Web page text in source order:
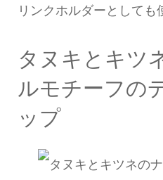
リンクホルダーとしても
タヌキとキツ
ルモチーフの
ップ